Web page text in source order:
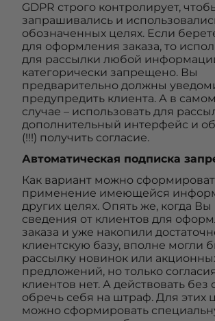
GDPR строго контролирует,
запрашивались и
обозначенных целях. Если
для оформления заказа, то
для рассылки любой
категорически запрещено. Вы
предварительно должны
предупредить клиента. А в
случае – использовать для
дополнительный интерфейс и
(!!!) получить согласие.
Автоматическая подписка
Как вариант можно
применение имеющейся
других целях. Опять же, когда Вы
сведения от клиентов для
заказа и уже накопили
клиентскую базу, вполне могли
рассылку новинок или
предложений, но только
клиентов нет. А действовать без
обречь себя на штраф. Для этих
можно сформировать